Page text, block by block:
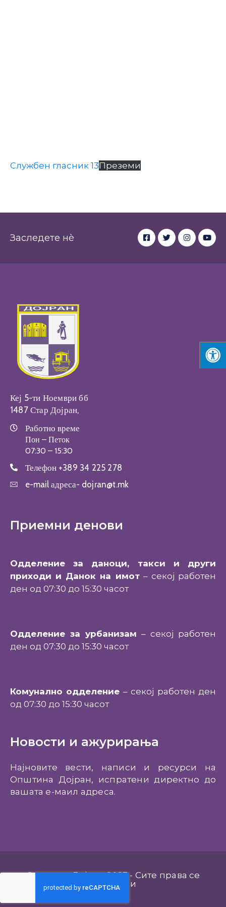
Службен гласник 13Преземи
Заследете нè
Кеј 5-ти Ноември бб
1487 Стар Дојран,
Работно време
Пон – Петок
07:30 – 15:30
Телефон +389 34 225 278
e-mail адреса- dojran@t.mk
Приемни денови
Одделение за даноци, такси и други
приходи и Данок на имот– секој работен
ден од 07:30 до 15:30 часот
Одделение за урбанизам – секој работен
ден од 07:30 до 15:30 часот
Комунално одделение – секој работен ден
од 07:30 до 15:30 часот
Новости и ажурирања
Најновите вести, написи и ресурси на
Општина Дојран, испратени директно до
вашата е-маил адреса.
Општина Дојран 2023 - Сите права се
задржани